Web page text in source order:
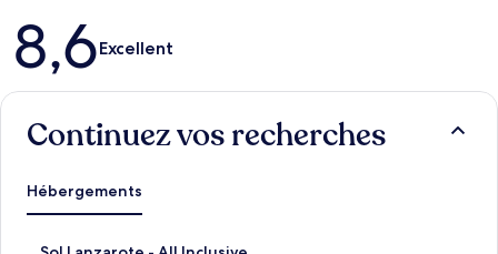
Avis
8,6Excellent
Continuez vos recherches
Hébergements